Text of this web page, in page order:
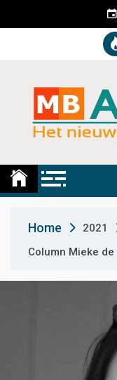
e
t
Home 2021
Column Mieke